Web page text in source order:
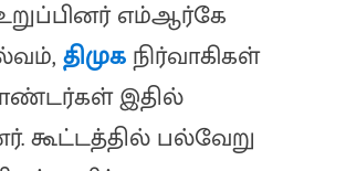
எம்ஆர்கே
திமுகநிர்வாகிகள்
இதில்
கூட்டத்தில் பல்வேறு